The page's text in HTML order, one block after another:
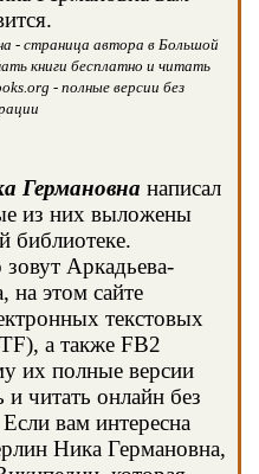
- страница автора в Большой
книги бесплатно и читать
- полные версии без
Германовна написал
из них выложены
библиотеке.
Аркадьева-
на этом сайте
текстовых
а также FB2
их полные версии
читать онлайн без
вам интересна
Ника Германовна,